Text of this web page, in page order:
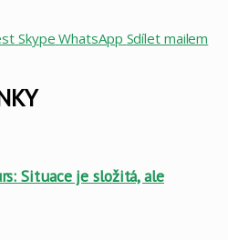
Skype WhatsApp Sdílet mailem
Situace je složitá, ale